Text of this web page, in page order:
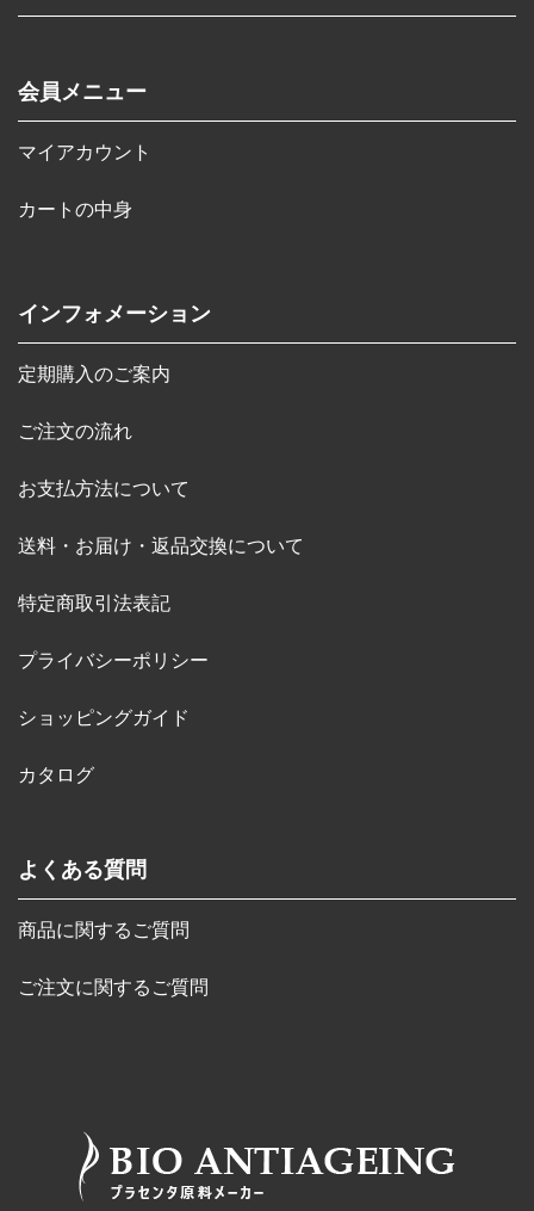
会員メニュー
マイアカウント
カートの中身
インフォメーション
定期購入のご案内
ご注文の流れ
お支払方法について
送料・お届け・返品交換について
特定商取引法表記
プライバシーポリシー
ショッピングガイド
カタログ
よくある質問
商品に関するご質問
ご注文に関するご質問